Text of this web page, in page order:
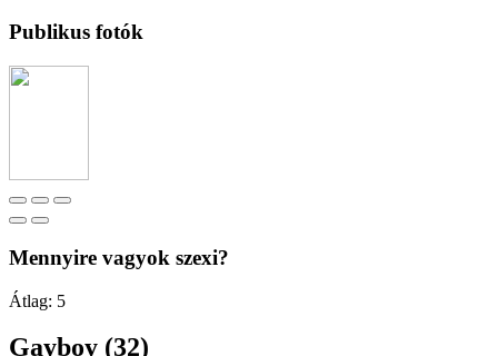
Publikus fotók
Mennyire vagyok szexi?
Átlag: 5
Gayboy (32)